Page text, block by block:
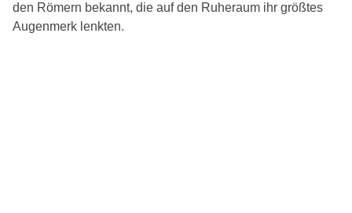
den Römern bekannt, die auf den Ruheraum ihr größtes
Augenmerk lenkten.